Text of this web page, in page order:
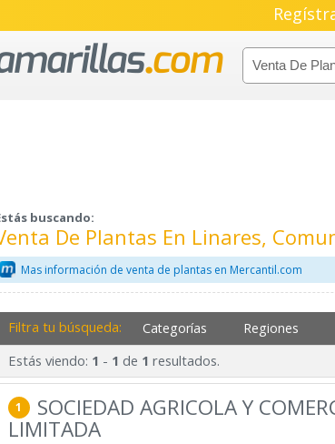
buscando:
De Plantas En Linares,
Mas información de venta de plantas en Mercantil.com
Filtra tu búsqueda: Categorías Regiones
Estás viendo: 1 - 1 de 1 resultados.
1 SOCIEDAD AGRICOLA Y
LIMITADA